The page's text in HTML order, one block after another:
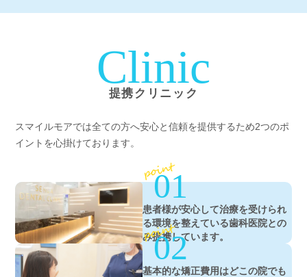
Clinic
提携クリニック
スマイルモアでは全ての方へ安心と信頼を提供するため2つのポ
イントを心掛けております。
point
01
患者様が安心して治療を受けられ
る環境を整えている歯科医院との
み提携しています。
point
02
基本的な矯正費用はどこの院でも